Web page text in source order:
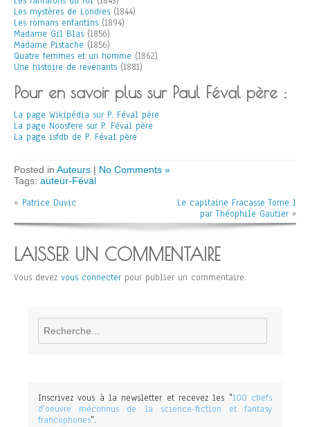
Les mystères de Londres (1844)
Les romans enfantins (1894)
Madame Gil Blas (1856)
Madame Pistache (1856)
Quatre femmes et un homme (1862)
Une histoire de revenants (1881)
Pour en savoir plus sur Paul Féval père :
La page Wikipédia sur P. Féval père
La page Noosfere sur P. Féval père
La page isfdb de P. Féval père
Posted in Auteurs | No Comments »
Tags: auteur-Féval
« Patrice Duvic
Le capitaine Fracasse Tome 1
par Théophile Gautier »
LAISSER UN COMMENTAIRE
Vous devez vous connecter pour publier un commentaire.
Rechercher
Inscrivez vous à la newsletter et recevez les "100 chefs
d'oeuvre méconnus de la science-fiction et fantasy
francophones".